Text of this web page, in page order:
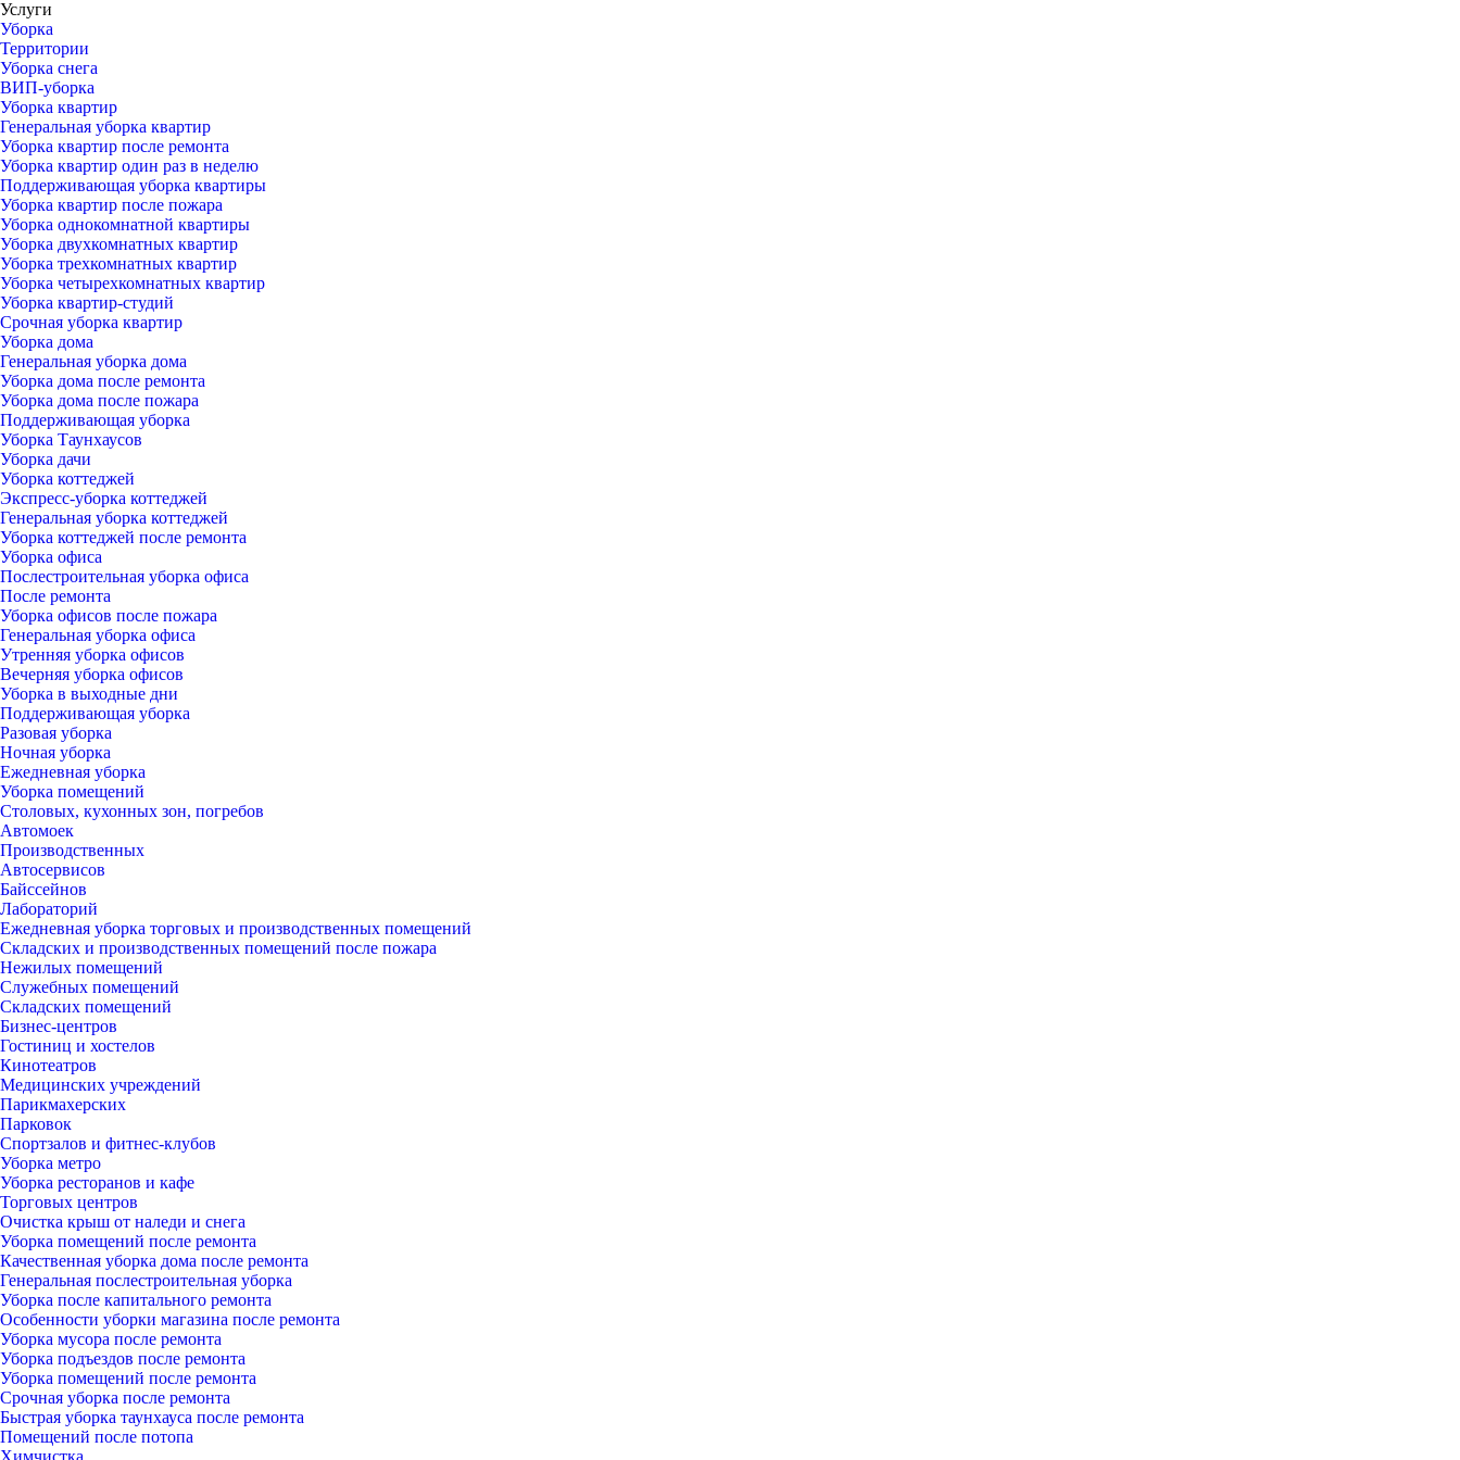
Услуги
Уборка
Территории
Уборка снега
ВИП-уборка
Уборка квартир
Генеральная уборка квартир
Уборка квартир после ремонта
Уборка квартир один раз в неделю
Поддерживающая уборка квартиры
Уборка квартир после пожара
Уборка однокомнатной квартиры
Уборка двухкомнатных квартир
Уборка трехкомнатных квартир
Уборка четырехкомнатных квартир
Уборка квартир-студий
Срочная уборка квартир
Уборка дома
Генеральная уборка дома
Уборка дома после ремонта
Уборка дома после пожара
Поддерживающая уборка
Уборка Таунхаусов
Уборка дачи
Уборка коттеджей
Экспресс-уборка коттеджей
Генеральная уборка коттеджей
Уборка коттеджей после ремонта
Уборка офиса
Послестроительная уборка офиса
После ремонта
Уборка офисов после пожара
Генеральная уборка офиса
Утренняя уборка офисов
Вечерняя уборка офисов
Уборка в выходные дни
Поддерживающая уборка
Разовая уборка
Ночная уборка
Ежедневная уборка
Уборка помещений
Столовых, кухонных зон, погребов
Автомоек
Производственных
Автосервисов
Байссейнов
Лабораторий
Ежедневная уборка торговых и производственных помещений
Складских и производственных помещений после пожара
Нежилых помещений
Служебных помещений
Складских помещений
Бизнес-центров
Гостиниц и хостелов
Кинотеатров
Медицинских учреждений
Парикмахерских
Парковок
Спортзалов и фитнес-клубов
Уборка метро
Уборка ресторанов и кафе
Торговых центров
Очистка крыш от наледи и снега
Уборка помещений после ремонта
Качественная уборка дома после ремонта
Генеральная послестроительная уборка
Уборка после капитального ремонта
Особенности уборки магазина после ремонта
Уборка мусора после ремонта
Уборка подъездов после ремонта
Уборка помещений после ремонта
Срочная уборка после ремонта
Быстрая уборка таунхауса после ремонта
Помещений после потопа
Химчистка